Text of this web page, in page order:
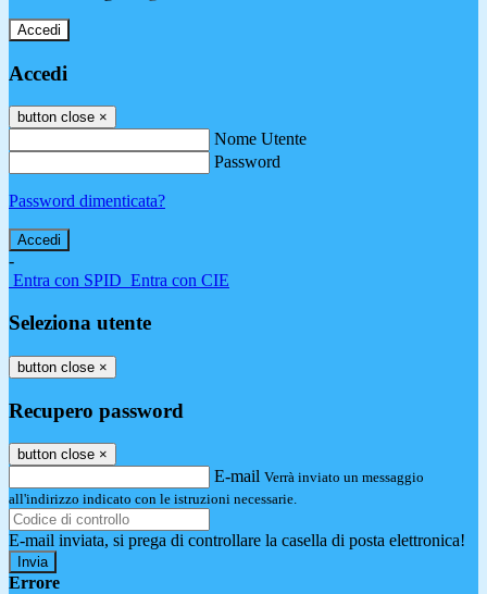
Accedi
Accedi
button close ×
Nome Utente
Password
Password dimenticata?
-
Entra con SPID Entra con CIE
Seleziona utente
button close ×
Recupero password
button close ×
E-mail Verrà inviato un messaggio
all'indirizzo indicato con le istruzioni necessarie.
E-mail inviata, si prega di controllare la casella di posta elettronica!
Errore